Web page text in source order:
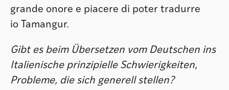
grande onore e piacere di poter tradurre
io Tamangur.
Gibt es beim Übersetzen vom Deutschen ins
Italienische prinzipielle Schwierigkeiten,
Probleme, die sich generell stellen?